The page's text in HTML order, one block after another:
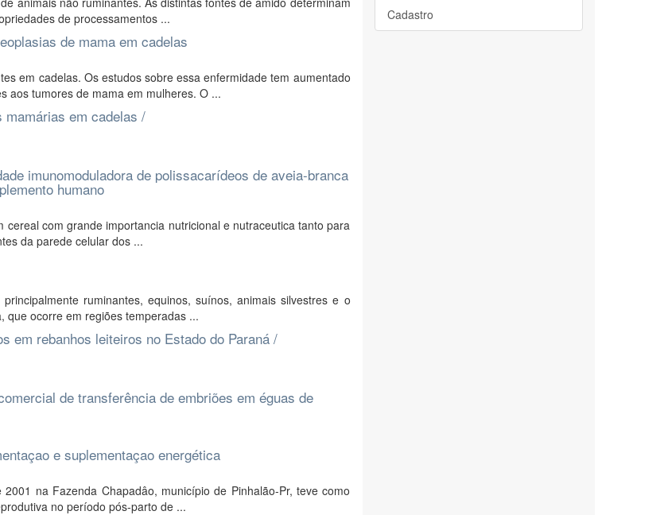
de processamentos ...
de mama em cadelas
em cadelas. Os estudos sobre essa enfermidade tem aumentado
aos tumores de mama em mulheres. O ...
mamárias em cadelas /
imunomoduladora de polissacarídeos de aveia-branca
humano
com grande importancia nutricional e nutraceutica tanto para
da parede celular dos ...
ruminantes, equinos, suínos, animais silvestres e o
que ocorre em regiões temperadas ...
em rebanhos leiteiros no Estado do Paraná /
de transferência de embriões em éguas de
e suplementaçao energética
na Fazenda Chapadâo, município de Pinhalão-Pr, teve como
no período pós-parto de ...
Cadastro